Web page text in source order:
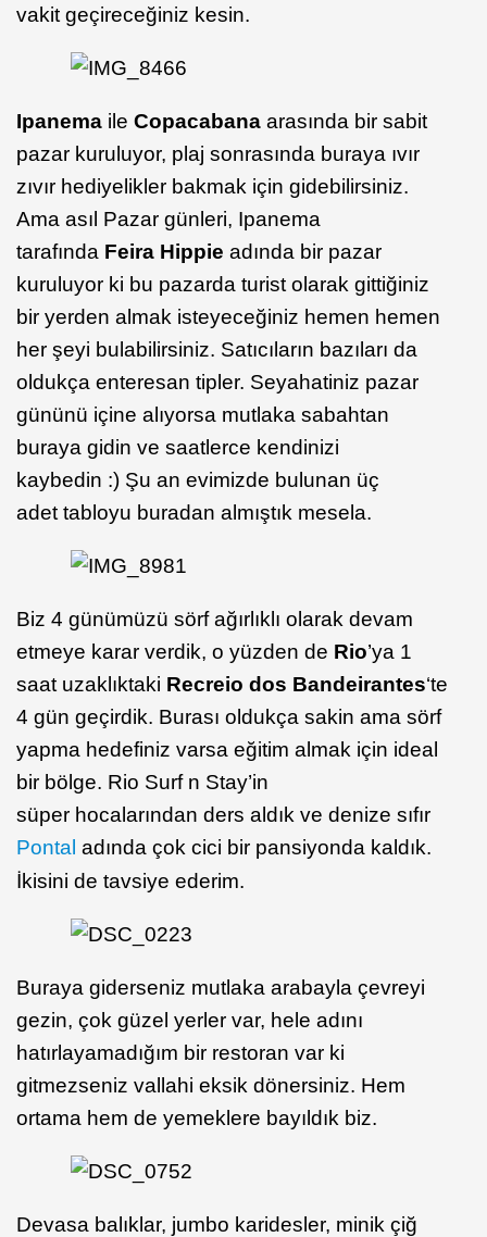
vakit geçireceğiniz kesin.
Ipanema ile Copacabana arasında bir sabit
pazar kuruluyor, plaj sonrasında buraya ıvır
zıvır hediyelikler bakmak için gidebilirsiniz.
Ama asıl Pazar günleri, Ipanema
tarafında Feira Hippie adında bir pazar
kuruluyor ki bu pazarda turist olarak gittiğiniz
bir yerden almak isteyeceğiniz hemen hemen
her şeyi bulabilirsiniz. Satıcıların bazıları da
oldukça enteresan tipler. Seyahatiniz pazar
gününü içine alıyorsa mutlaka sabahtan
buraya gidin ve saatlerce kendinizi
kaybedin :) Şu an evimizde bulunan üç
adet tabloyu buradan almıştık mesela.
Biz 4 günümüzü sörf ağırlıklı olarak devam
etmeye karar verdik, o yüzden de Rio’ya 1
saat uzaklıktaki Recreio dos Bandeirantes‘te
4 gün geçirdik. Burası oldukça sakin ama sörf
yapma hedefiniz varsa eğitim almak için ideal
bir bölge. Rio Surf n Stay’in
süper hocalarından ders aldık ve denize sıfır
Pontal adında çok cici bir pansiyonda kaldık.
İkisini de tavsiye ederim.
Buraya giderseniz mutlaka arabayla çevreyi
gezin, çok güzel yerler var, hele adını
hatırlayamadığım bir restoran var ki
gitmezseniz vallahi eksik dönersiniz. Hem
ortama hem de yemeklere bayıldık biz.
Devasa balıklar, jumbo karidesler, minik çiğ